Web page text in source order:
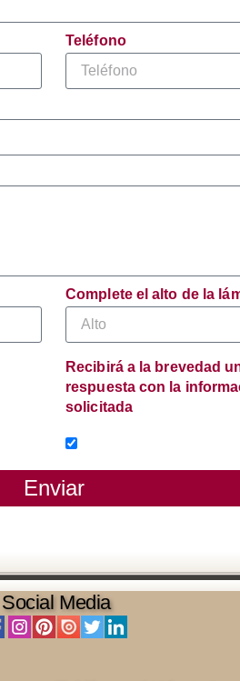
Teléfono
Complete el alto de la
Recibirá a la brevedad
respuesta con la
solicitada
Enviar
Social Media